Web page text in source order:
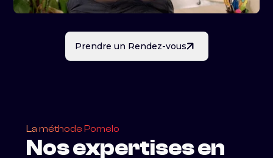
Prendre un Rendez-vous
La méthode Pomelo
Nos expertises en